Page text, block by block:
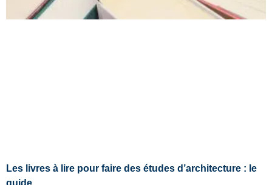
Les livres à lire pour faire des études d’architecture : le